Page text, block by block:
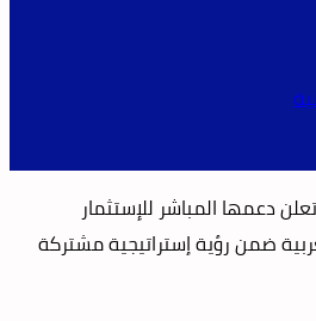
دعمها المباشر للإستثمار
ضمن رؤية إستراتيجية مشتركة